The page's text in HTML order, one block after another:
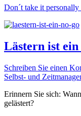
Don´t take it personally
Lästern ist ein
Schreiben Sie einen
Selbst- und
Erinnern Sie sich:
gelästert?